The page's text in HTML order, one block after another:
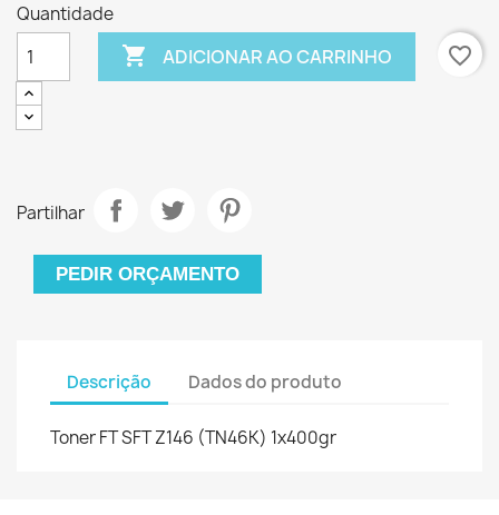
Quantidade
 ADICIONAR AO CARRINHO favorite_border
Partilhar
PEDIR ORÇAMENTO
Descrição Dados do produto
Toner FT SFT Z146 (TN46K) 1x400gr